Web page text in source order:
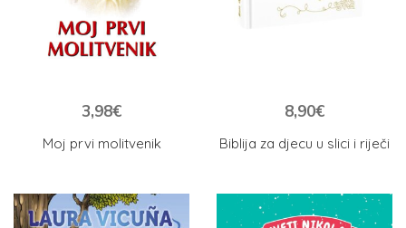
Moj prvi molitvenik
3,98€
Biblija za djecu u slici i riječi
8,90€